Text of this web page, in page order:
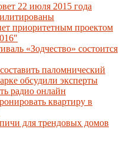
22 июля 2015 года
приоритетным проектом
«Зодчество» состоится
паломнический
обсудили эксперты
радио онлайн
квартиру в
для трендовых домов